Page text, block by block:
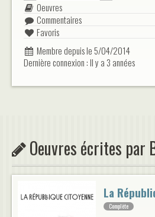
Oeuvres
Commentaires
Favoris
Membre depuis le 5/04/2014
Dernière connexion : Il y a 3 années
Oeuvres écrites par
La
Complète